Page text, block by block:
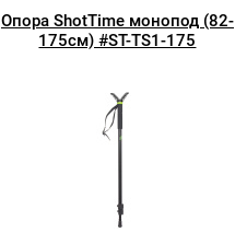
Опора ShotTime монопод (82-
175см) #ST-TS1-175